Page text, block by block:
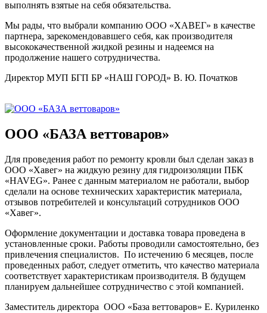
выполнять взятые на себя обязательства.
Мы рады, что выбрали компанию ООО «ХАВЕГ» в качестве
партнера, зарекомендовавшего себя, как производителя
высококачественной жидкой резины и надеемся на
продолжение нашего сотрудничества.
Директор МУП БГП БР «НАШ ГОРОД» В. Ю. Початков
ООО «БАЗА веттоваров»
Для проведения работ по ремонту кровли был сделан заказ в
ООО «Хавег» на жидкую резину для гидроизоляции ПБК
«HAVEG». Ранее с данным материалом не работали, выбор
сделали на основе технических характеристик материала,
отзывов потребителей и консультаций сотрудников ООО
«Хавег».
Оформление документации и доставка товара проведена в
установленные сроки. Работы проводили самостоятельно, без
привлечения специалистов. По истечению 6 месяцев, после
проведенных работ, следует отметить, что качество материала
соответствует характеристикам производителя. В будущем
планируем дальнейшее сотрудничество с этой компанией.
Заместитель директора ООО «База веттоваров» Е. Куриленко